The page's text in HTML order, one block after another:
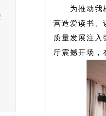
为推动我
营造爱读书、
质量发展注
厅震撼开场，